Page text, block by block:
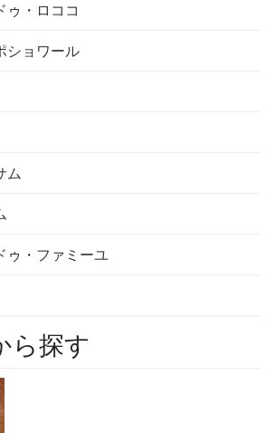
ゥ・ロココ
ショワール
ム
ゥ・ファミーユ
ら探す